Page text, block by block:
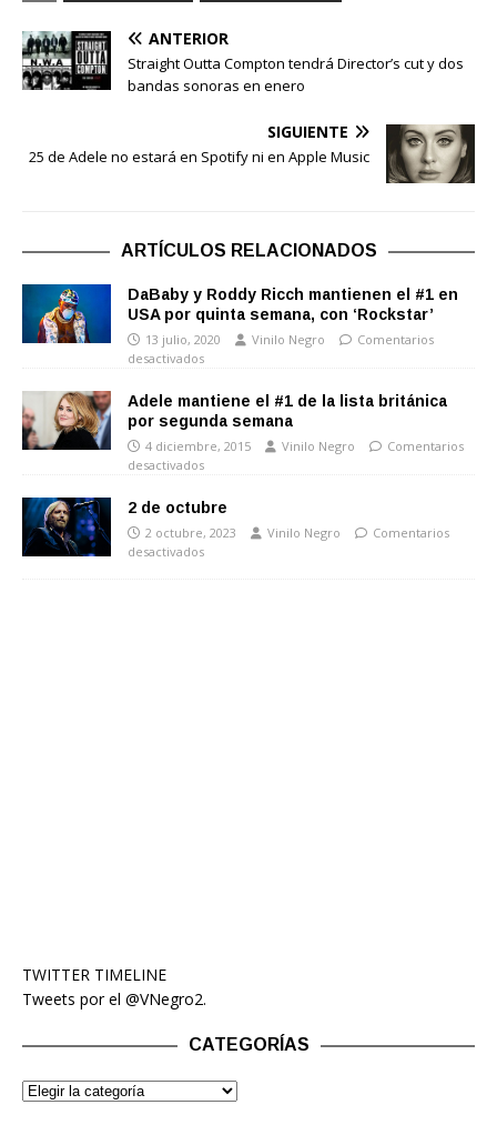
ANTERIOR
Straight Outta Compton tendrá Director’s cut y dos
bandas sonoras en enero
SIGUIENTE
25 de Adele no estará en Spotify ni en Apple Music
ARTÍCULOS RELACIONADOS
DaBaby y Roddy Ricch mantienen el #1 en
USA por quinta semana, con ‘Rockstar’
13 julio, 2020 Vinilo Negro
Comentarios
desactivados
Adele mantiene el #1 de la lista británica
por segunda semana
4 diciembre, 2015 Vinilo Negro
Comentarios
desactivados
2 de octubre
2 octubre, 2023 Vinilo Negro
Comentarios
desactivados
TWITTER TIMELINE
Tweets por el @VNegro2.
CATEGORÍAS